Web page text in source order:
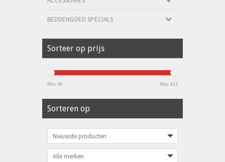
BEDDENGOED SPECIALS
Sorteer op prijs
Min: €0 Max: €15
Sorteren op